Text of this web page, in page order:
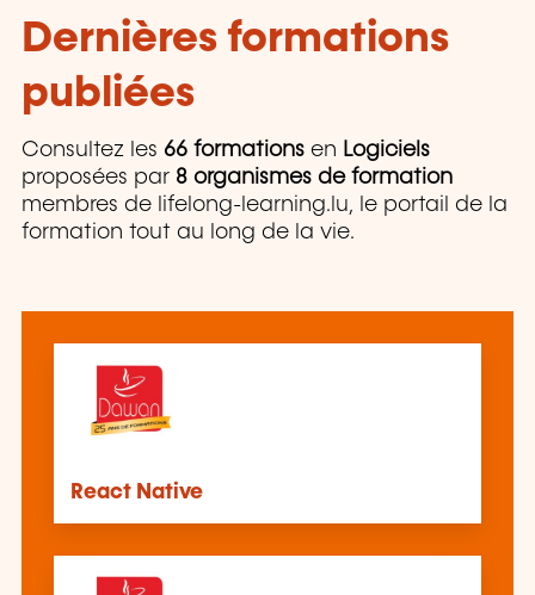
Dernières formations
publiées
Consultez les 66 formations en Logiciels
proposées par 8 organismes de formation
membres de lifelong-learning.lu, le portail de la
formation tout au long de la vie.
React Native